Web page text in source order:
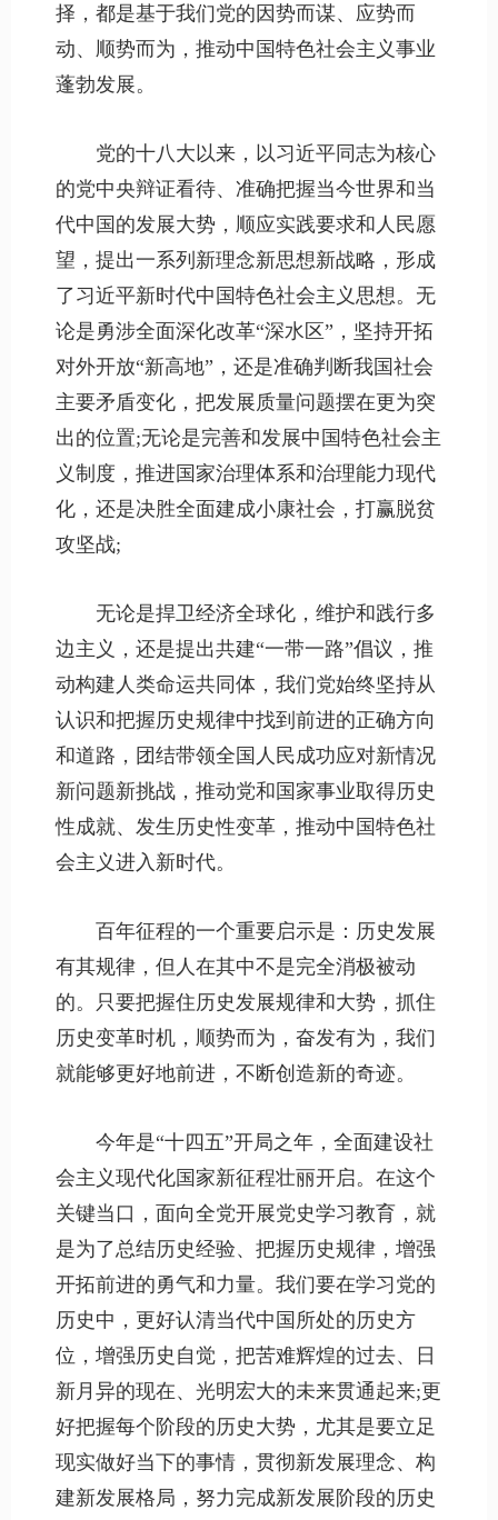
择，都是基于我们党的因势而谋、应势而
动、顺势而为，推动中国特色社会主义事业
蓬勃发展。
党的十八大以来，以习近平同志为核心
的党中央辩证看待、准确把握当今世界和当
代中国的发展大势，顺应实践要求和人民愿
望，提出一系列新理念新思想新战略，形成
了习近平新时代中国特色社会主义思想。无
论是勇涉全面深化改革“深水区”，坚持开拓
对外开放“新高地”，还是准确判断我国社会
主要矛盾变化，把发展质量问题摆在更为突
出的位置;无论是完善和发展中国特色社会主
义制度，推进国家治理体系和治理能力现代
化，还是决胜全面建成小康社会，打赢脱贫
攻坚战;
无论是捍卫经济全球化，维护和践行多
边主义，还是提出共建“一带一路”倡议，推
动构建人类命运共同体，我们党始终坚持从
认识和把握历史规律中找到前进的正确方向
和道路，团结带领全国人民成功应对新情况
新问题新挑战，推动党和国家事业取得历史
性成就、发生历史性变革，推动中国特色社
会主义进入新时代。
百年征程的一个重要启示是：历史发展
有其规律，但人在其中不是完全消极被动
的。只要把握住历史发展规律和大势，抓住
历史变革时机，顺势而为，奋发有为，我们
就能够更好地前进，不断创造新的奇迹。
今年是“十四五”开局之年，全面建设社
会主义现代化国家新征程壮丽开启。在这个
关键当口，面向全党开展党史学习教育，就
是为了总结历史经验、把握历史规律，增强
开拓前进的勇气和力量。我们要在学习党的
历史中，更好认清当代中国所处的历史方
位，增强历史自觉，把苦难辉煌的过去、日
新月异的现在、光明宏大的未来贯通起来;更
好把握每个阶段的历史大势，尤其是要立足
现实做好当下的事情，贯彻新发展理念、构
建新发展格局，努力完成新发展阶段的历史